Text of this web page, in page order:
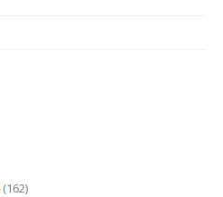
(162)